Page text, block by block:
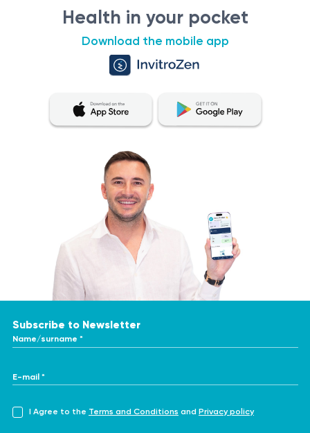
Health in your pocket
Download the mobile app
Subscribe to Newsletter
Name/surname *
E-mail *
I Agree to the Terms and Conditions and Privacy policy